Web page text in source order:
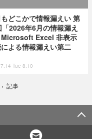
どこかで情報漏えい 第
2026年6月の情報漏え
Microsoft Excel 非表示
よる情報漏えい第二
Tue 8:10
› 記事